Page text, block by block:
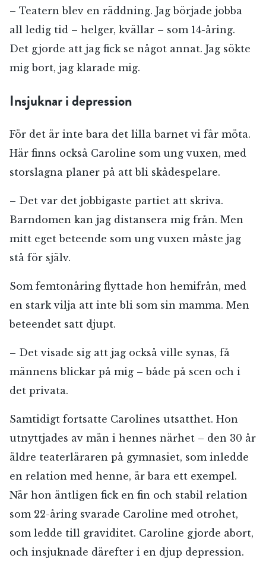
– Teatern blev en räddning. Jag började jobba
all ledig tid – helger, kvällar – som 14-åring.
Det gjorde att jag fick se något annat. Jag sökte
mig bort, jag klarade mig.
Insjuknar i depression
För det är inte bara det lilla barnet vi får möta.
Här finns också Caroline som ung vuxen, med
storslagna planer på att bli skådespelare.
– Det var det jobbigaste partiet att skriva.
Barndomen kan jag distansera mig från. Men
mitt eget beteende som ung vuxen måste jag
stå för själv.
Som femtonåring flyttade hon hemifrån, med
en stark vilja att inte bli som sin mamma. Men
beteendet satt djupt.
– Det visade sig att jag också ville synas, få
männens blickar på mig – både på scen och i
det privata.
Samtidigt fortsatte Carolines utsatthet. Hon
utnyttjades av män i hennes närhet – den 30 år
äldre teaterläraren på gymnasiet, som inledde
en relation med henne, är bara ett exempel.
När hon äntligen fick en fin och stabil relation
som 22-åring svarade Caroline med otrohet,
som ledde till graviditet. Caroline gjorde abort,
och insjuknade därefter i en djup depression.